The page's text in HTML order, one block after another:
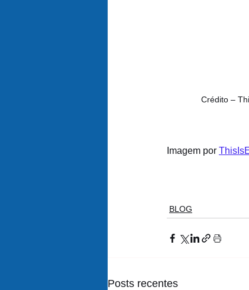
Crédito –
Imagem por
BLOG
Posts recentes